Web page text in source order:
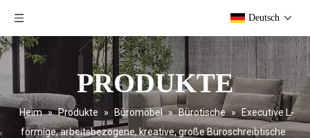
Deutsch
PRODUKTE
Heim » Produkte » Büromöbel » Bürotische » Executive L-
förmige, arbeitsbezogene, kreative, große Büroschreibtische